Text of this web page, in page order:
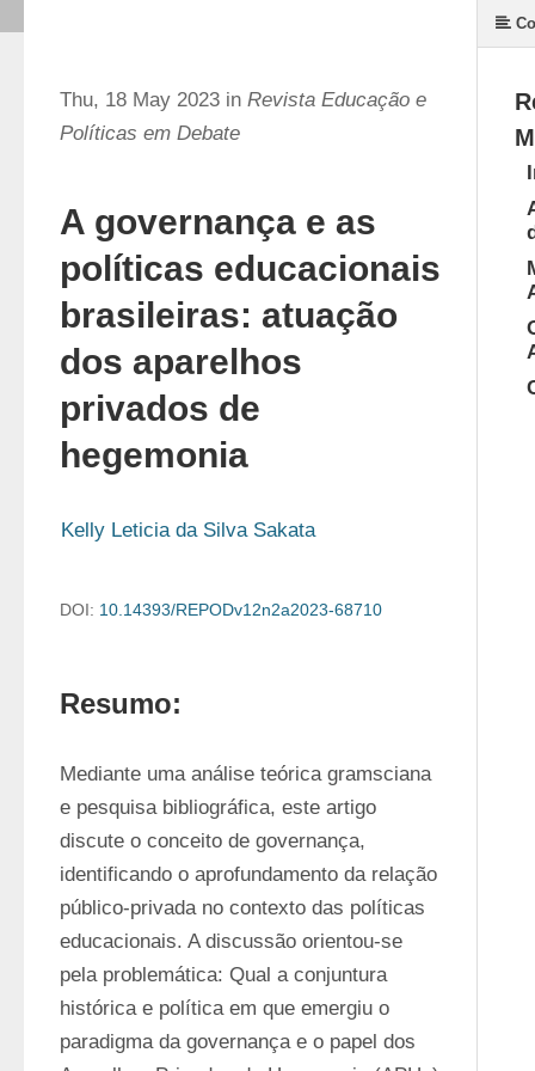
Thu, 18 May 2023 in Revista Educação e
Políticas em Debate
A governança e as
políticas educacionais
brasileiras: atuação
dos aparelhos
privados de
hegemonia
Kelly Leticia da Silva Sakata
DOI: 10.14393/REPODv12n2a2023-68710
Resumo:
Mediante uma análise teórica gramsciana
e pesquisa bibliográfica, este artigo
discute o conceito de governança,
identificando o aprofundamento da relação
público-privada no contexto das políticas
educacionais. A discussão orientou-se
pela problemática: Qual a conjuntura
histórica e política em que emergiu o
paradigma da governança e o papel dos